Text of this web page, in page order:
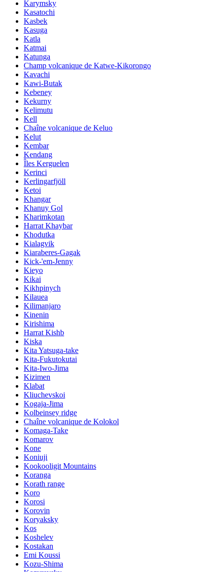
Karymsky
Kasatochi
Kasbek
Kasuga
Katla
Katmai
Katunga
Champ volcanique de Katwe-Kikorongo
Kavachi
Kawi-Butak
Kebeney
Kekurny
Kelimutu
Kell
Chaîne volcanique de Keluo
Kelut
Kembar
Kendang
Îles Kerguelen
Kerinci
Kerlingarfjöll
Ketoi
Khangar
Khanuy Gol
Kharimkotan
Harrat Khaybar
Khodutka
Kialagvik
Kiaraberes-Gagak
Kick-'em-Jenny
Kieyo
Kikai
Kikhpinych
Kilauea
Kilimanjaro
Kinenin
Kirishima
Harrat Kishb
Kiska
Kita Yatsuga-take
Kita-Fukutokutai
Kita-Iwo-Jima
Kizimen
Klabat
Kliuchevskoi
Kogaja-Jima
Kolbeinsey ridge
Chaîne volcanique de Kolokol
Komaga-Take
Komarov
Kone
Koniuji
Kookooligit Mountains
Koranga
Korath range
Koro
Korosi
Korovin
Koryaksky
Kos
Koshelev
Kostakan
Emi Koussi
Kozu-Shima